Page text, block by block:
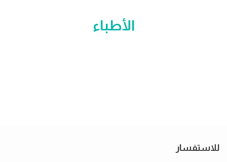
الأطباء
للاستفسار